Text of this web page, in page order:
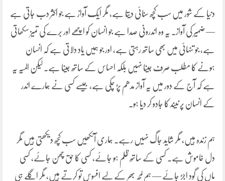
دنیا کے شور میں سب کچھ سنائی دیتا ہے، مگر ایک آواز ہے جو اکثر دب جاتی ہے
— ضمیر کی آواز۔ یہ وہ اندرونی صدا ہے جو انسان کو اچھے اور برے کی تمیز سکھاتی
ہے، جو تنہائی میں بھی ساتھ رہتی ہے، اور جو ہمیں یاد دلاتی ہے کہ انسان
ہونے کا مطلب صرف جینا نہیں بلکہ احساس کے ساتھ جینا ہے۔ لیکن المیہ یہ
ہے کہ آج کے دور میں یہ آواز مدھم پڑ چکی ہے، جیسے کسی نے ہمارے اندر
کے انسان پر نیند کا جادو کر دیا ہو۔
ہم زندہ ہیں، مگر شاید جاگ نہیں رہے۔ ہماری آنکھیں سب کچھ دیکھتی ہیں مگر
دل خاموش ہے۔ کسی کے ساتھ ظلم ہو جائے، کسی کا حق چھن جائے، کسی
ماں کی گود اجڑ جائے — ہم لمحہ بھر کے لیے افسوس تو کرتے ہیں، مگر اگلے ہی